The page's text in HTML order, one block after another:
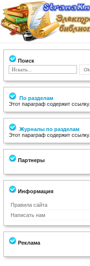
Поиск
По разделам
Этот параграф содержит ссылку.
Журналы по разделам
Этот параграф содержит ссылку.
Партнеры
Информация
Правила сайта
Написать нам
Реклама